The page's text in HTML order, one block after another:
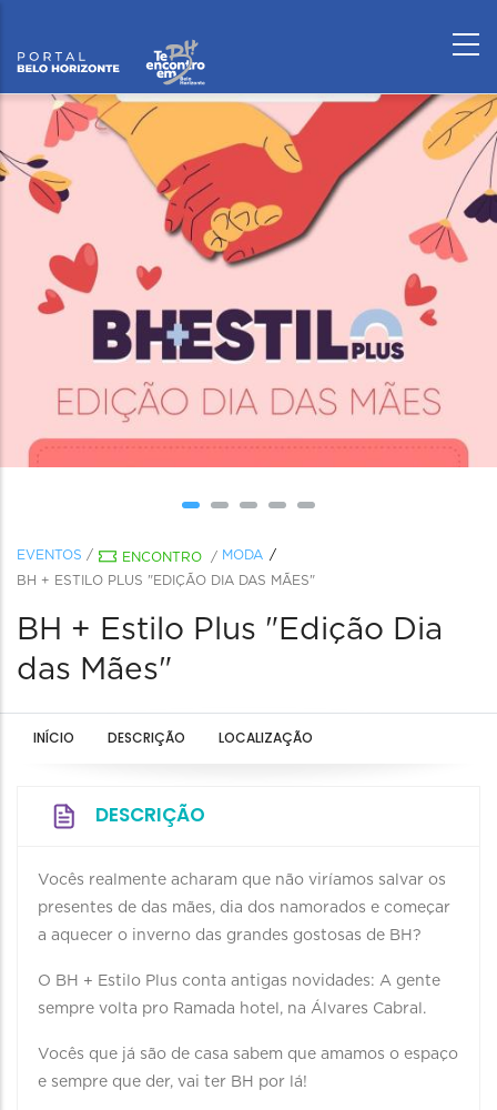
EVENTOS / ENCONTRO / MODA
BH + ESTILO PLUS "EDIÇÃO DIA DAS MÃES"
BH + Estilo Plus "Edição Dia
das Mães"
INÍCIO DESCRIÇÃO LOCALIZAÇÃO
DESCRIÇÃO
Vocês realmente acharam que não viríamos salvar os
presentes de das mães, dia dos namorados e começar
a aquecer o inverno das grandes gostosas de BH?
O BH + Estilo Plus conta antigas novidades: A gente
sempre volta pro Ramada hotel, na Álvares Cabral.
Vocês que já são de casa sabem que amamos o espaço
e sempre que der, vai ter BH por lá!